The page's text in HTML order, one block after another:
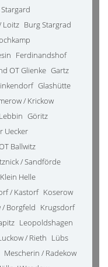
Loitz Burg Stargrad
Ferdinandshof
OT Glienke Gartz
Glashütte
/ Krickow
Göritz
Uecker
Ballwitz
/ Sandförde
Klein Helle
/ Kastorf Koserow
/ Borgfeld Krugsdorf
Leopoldshagen
/ Rieth Lübs
Mescherin / Radekow